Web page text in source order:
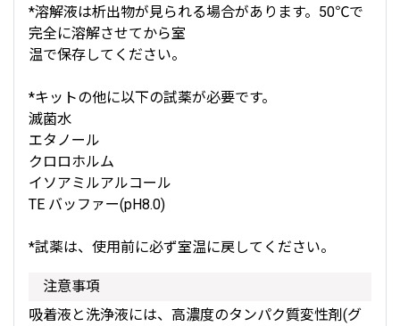
*溶解液は析出物が見られる場合があります。50℃で
完全に溶解させてから室
温で保存してください。
*キットの他に以下の試薬が必要です。
滅菌水
エタノール
クロロホルム
イソアミルアルコール
TE バッファー(pH8.0)
*試薬は、使用前に必ず室温に戻してください。
注意事項
吸着液と洗浄液には、高濃度のタンパク質変性剤(グ